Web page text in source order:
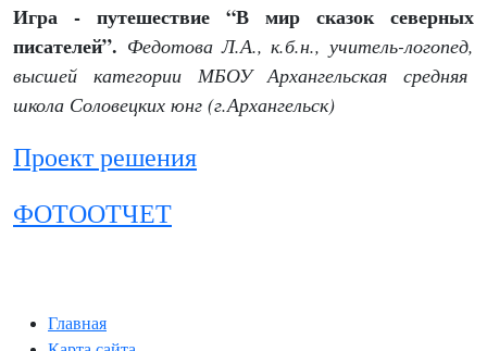
Игра - путешествие “В мир сказок северных
писателей”. Федотова Л.А., к.б.н., учитель-логопед,
высшей категории МБОУ Архангельская средняя
школа Соловецких юнг (г.Архангельск)
Проект решения
ФОТООТЧЕТ
Главная